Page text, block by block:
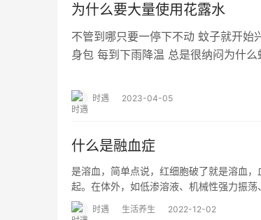
为什么要大量使用花露水
不管到哪只要一停下不动 蚊子就开
身包 每到下雨降温 总是很纳闷为什
时遇 2023-04-05
什么是融血症
是溶血，简单点说，红细胞破了就是溶血
起。在体外，如低渗溶液、机械性强力振
时遇 生活养生 2022-12-02